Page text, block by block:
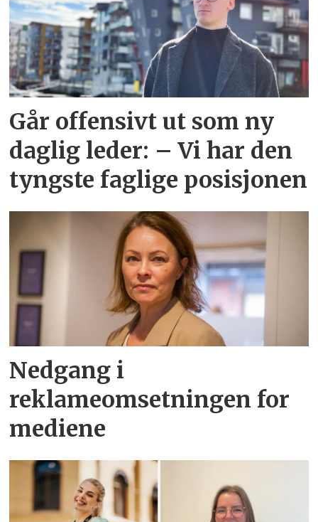
Går offensivt ut som ny
daglig leder: – Vi har den
tyngste faglige posisjonen
Nedgang i
reklameomsetningen for
mediene